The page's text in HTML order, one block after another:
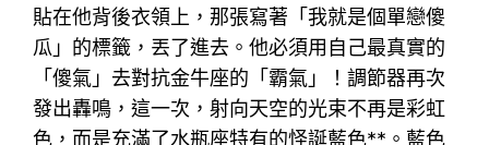
貼在他背後衣領上，那張寫著「我就是個單戀傻
瓜」的標籤，丟了進去。他必須用自己最真實的
「傻氣」去對抗金牛座的「霸氣」！調節器再次
發出轟鳴，這一次，射向天空的光束不再是彩虹
色，而是充滿了水瓶座特有的怪誕藍色**。藍色